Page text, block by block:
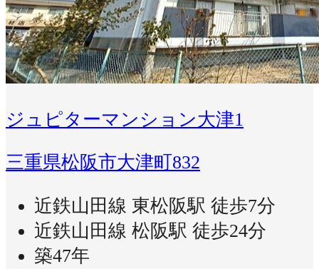
ジュピターマンション大津1
三重県松阪市大津町832
近鉄山田線 東松阪駅 徒歩7分
近鉄山田線 松阪駅 徒歩24分
築47年